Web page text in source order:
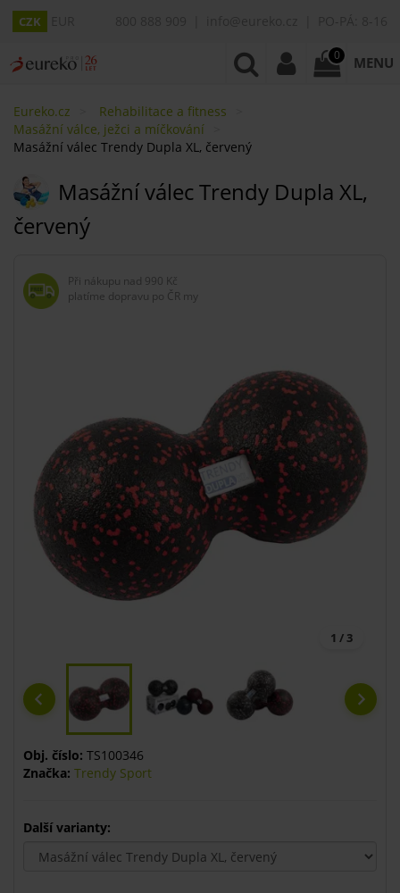
CZK
0 MENU
Eureko.cz
Rehabilitace a fitness
Masážní válce, ježci a míčkování
Masážní válec Trendy Dupla XL, červený
Masážní válec Trendy Dupla XL,
červený
Při nákupu nad 990 Kč
platíme dopravu po ČR my
1 / 3
Obj. číslo: TS100346
Značka: Trendy Sport
Další varianty: